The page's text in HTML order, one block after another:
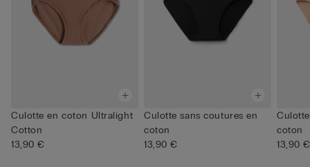
Culotte en coton Ultralight
Cotton
13,90 €
Culotte sans coutures en
coton
13,90 €
coton
13,90 €